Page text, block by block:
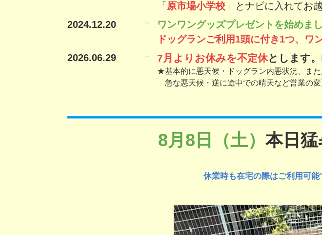
「 原市場小学校 」とナビに入れてお
2024.12.20
ワンワングッズプレゼントを始めまし
ドッグランご利用1頭に付き1つ、ワ
2026.06.29
7月よりお休みを不定休とします。
★基本的に悪天候・ドッグラン内悪状況、また
急な悪天候・逆に途中での晴天など営業の変
8月8日（土） 本日
休業時も在宅の際はご利用可能